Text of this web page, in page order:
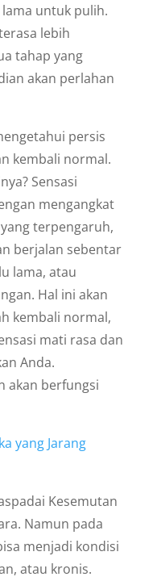
untuk pulih.
lebih
tahap yang
akan perlahan
persis
kembali normal.
Sensasi
mengangkat
terpengaruh,
berjalan sebentar
lama, atau
Hal ini akan
kembali normal,
mati rasa dan
Anda.
akan berfungsi
yang Jarang
Kesemutan
Namun pada
menjadi kondisi
atau kronis.